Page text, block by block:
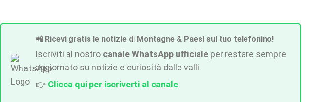
📲 Ricevi gratis le notizie di Montagne & Paesi sul tuo telefonino!
Iscriviti al nostro canale WhatsApp ufficiale per restare sempre
aggiornato su notizie e curiosità dalle valli.
👉 Clicca qui per iscriverti al canale